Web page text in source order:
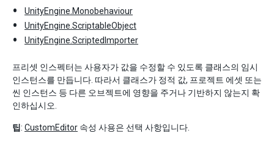
UnityEngine.Monobehaviour
UnityEngine.ScriptableObject
UnityEngine.ScriptedImporter
프리셋 인스펙터는 사용자가 값을 수정할 수 있도록 클래스의 임시
인스턴스를 만듭니다. 따라서 클래스가 정적 값, 프로젝트 에셋 또는
씬 인스턴스 등 다른 오브젝트에 영향을 주거나 기반하지 않는지 확
인하십시오.
팁: CustomEditor 속성 사용은 선택 사항입니다.